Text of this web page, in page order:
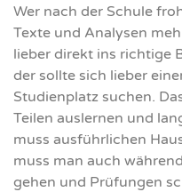
Wer nach der Schule
Texte und Analysen
lieber direkt ins richtige
der sollte sich lieber
Studienplatz suchen.
Teilen auslernen und
muss ausführlichen
muss man auch
gehen und Prüfungen